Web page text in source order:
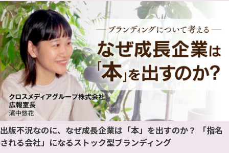
出版不況なのに、なぜ成長企業は「本」を出すのか？ 「指名
される会社」になるストック型ブランディング